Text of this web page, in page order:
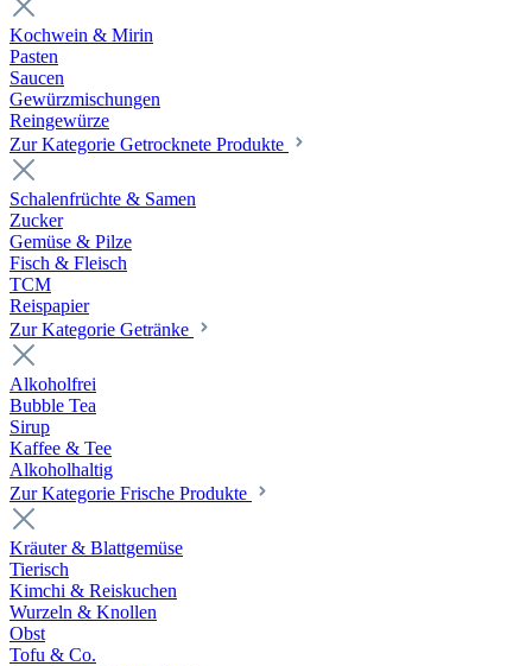
Kochwein & Mirin
Pasten
Saucen
Gewürzmischungen
Reingewürze
Zur Kategorie Getrocknete Produkte
Schalenfrüchte & Samen
Zucker
Gemüse & Pilze
Fisch & Fleisch
TCM
Reispapier
Zur Kategorie Getränke
Alkoholfrei
Bubble Tea
Sirup
Kaffee & Tee
Alkoholhaltig
Zur Kategorie Frische Produkte
Kräuter & Blattgemüse
Tierisch
Kimchi & Reiskuchen
Wurzeln & Knollen
Obst
Tofu & Co.